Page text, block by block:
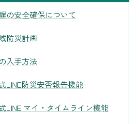
の安全確保について
防災計画
入手方法
LINE防災安否報告機能
LINE マイ・タイムライン機能